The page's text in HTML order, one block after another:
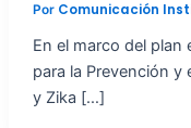
Por Comunicación
En el marco del plan
para la Prevención y
y Zika […]